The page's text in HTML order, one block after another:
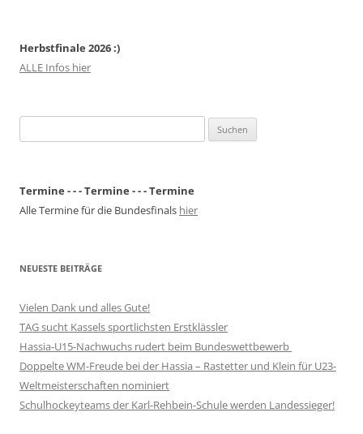
Herbstfinale 2026 :)
ALLE Infos hier
nach:
Termine - - - Termine - - - Termine
Alle Termine für die Bundesfinals hier
NEUESTE BEITRÄGE
Vielen Dank und alles Gute!
TAG sucht Kassels sportlichsten Erstklässler
Hassia-U15-Nachwuchs rudert beim Bundeswettbewerb
Doppelte WM-Freude bei der Hassia – Rastetter und Klein für U23-
Weltmeisterschaften nominiert
Schulhockeyteams der Karl-Rehbein-Schule werden Landessieger!